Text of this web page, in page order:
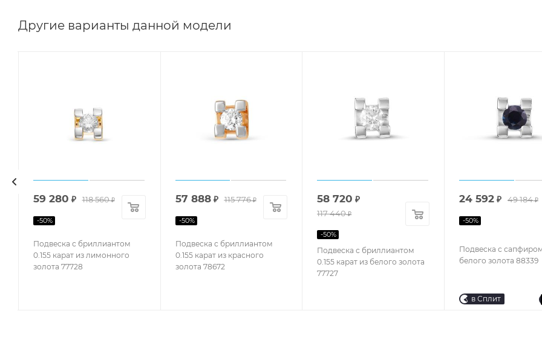
Другие варианты данной модели
Подвеска с бриллиантом
0.155 карат из лимонного
золота 77728
59 280 ₽ 118 560₽
-50%
Подвеска с бриллиантом
0.155 карат из красного
золота 78672
57 888₽ 115 776₽
-50%
Подвеска с бриллиантом
0.155 карат из белого золота
77727
58 720 ₽
117 440₽
-50%
Подвеска с
белого золота 88339
24 592 ₽ 49 184₽
-50%
в Сплит